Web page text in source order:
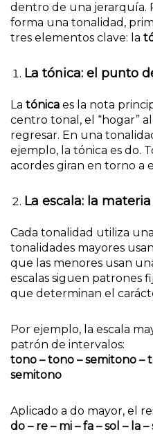
dentro de una jerarquía.
forma una tonalidad,
tres elementos clave: la
La tónica: el punto
La tónica es la nota
centro tonal, el “hogar”
regresar. En una
ejemplo, la tónica es do.
acordes giran en torno a
La escala: la
Cada tonalidad utiliza
tonalidades mayores
que las menores usan
escalas siguen patrones
que determinan el
Por ejemplo, la escala
patrón de intervalos:
tono – tono – semitono –
semitono
Aplicado a do mayor, el
do – re – mi – fa – sol – la –